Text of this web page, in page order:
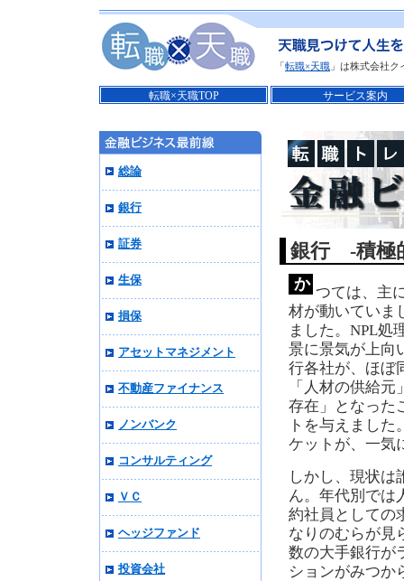
「転職×天職 」は株式会社
転職×天職TOP サービス案内
銀行 -積極
か つては、主
材が動いていま
ました。NPL処
景に景気が上向
行各社が、ほぼ
「人材の供給
存在」となった
トを与えまし
ケットが、一気
しかし、現状は
ん。年代別では
約社員としての
なりのむらが見
数の大手銀行が
ションがみつか
総論
銀行
証券
生保
損保
アセットマネジメント
不動産ファイナンス
ノンバンク
コンサルティング
ＶＣ
ヘッジファンド
投資会社